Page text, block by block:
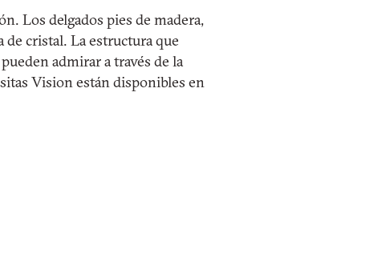
Los delgados pies de madera,
de cristal. La estructura que
admirar a través de la
Vision están disponibles en